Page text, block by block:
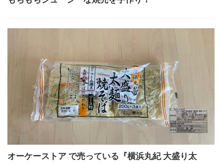
オーケーストア で売っている『横浜丸紀 大盛り太